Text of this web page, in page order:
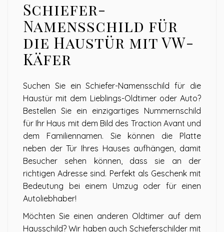
Schiefer-
Namensschild für
die Haustür mit VW-
Käfer
Suchen Sie ein Schiefer-Namensschild für die
Haustür mit dem Lieblings-Oldtimer oder Auto?
Bestellen Sie ein einzigartiges Nummernschild
für Ihr Haus mit dem Bild des Traction Avant und
dem Familiennamen. Sie können die Platte
neben der Tür Ihres Hauses aufhängen, damit
Besucher sehen können, dass sie an der
richtigen Adresse sind. Perfekt als Geschenk mit
Bedeutung bei einem Umzug oder für einen
Autoliebhaber!
Möchten Sie einen anderen Oldtimer auf dem
Hausschild? Wir haben auch Schieferschilder mit